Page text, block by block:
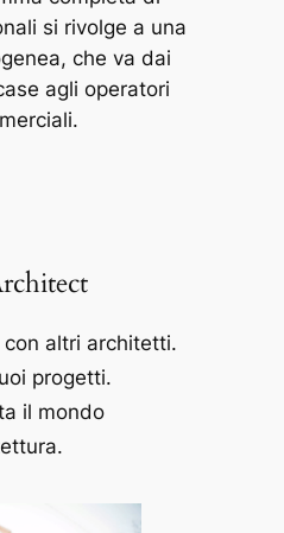
si rivolge a una
che va dai
agli operatori
con altri architetti.
progetti.
il mondo